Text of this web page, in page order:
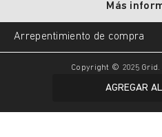
AGREGAR
Más
Arrepentimiento de compra
Copyright © 2025